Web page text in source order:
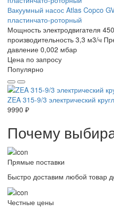
Вакуумный насос Atlas Copco
пластинчато-роторный
Мощность электродвигателя
производительность 3,3 м3/ч
давление 0,002 мбар
Цена по запросу
Популярно
ZEA 315-9/3 электрический
9990 ₽
Почему
Прямые поставки
Быстро доставим любой товар
Честные цены